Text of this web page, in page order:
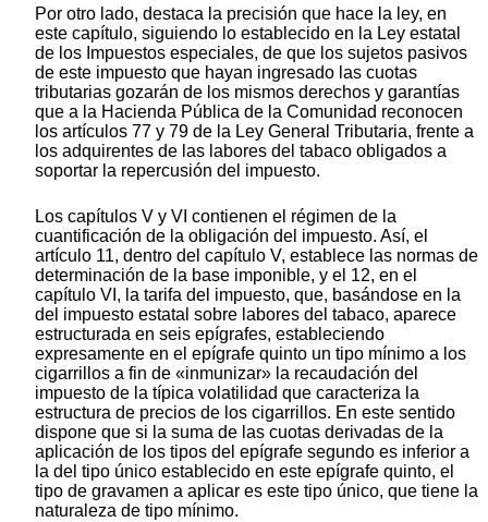
Por otro lado, destaca la precisión que hace la ley, en
este capítulo, siguiendo lo establecido en la Ley estatal
de los Impuestos especiales, de que los sujetos pasivos
de este impuesto que hayan ingresado las cuotas
tributarias gozarán de los mismos derechos y garantías
que a la Hacienda Pública de la Comunidad reconocen
los artículos 77 y 79 de la Ley General Tributaria, frente a
los adquirentes de las labores del tabaco obligados a
soportar la repercusión del impuesto.
Los capítulos V y VI contienen el régimen de la
cuantificación de la obligación del impuesto. Así, el
artículo 11, dentro del capítulo V, establece las normas de
determinación de la base imponible, y el 12, en el
capítulo VI, la tarifa del impuesto, que, basándose en la
del impuesto estatal sobre labores del tabaco, aparece
estructurada en seis epígrafes, estableciendo
expresamente en el epígrafe quinto un tipo mínimo a los
cigarrillos a fin de «inmunizar» la recaudación del
impuesto de la típica volatilidad que caracteriza la
estructura de precios de los cigarrillos. En este sentido
dispone que si la suma de las cuotas derivadas de la
aplicación de los tipos del epígrafe segundo es inferior a
la del tipo único establecido en este epígrafe quinto, el
tipo de gravamen a aplicar es este tipo único, que tiene la
naturaleza de tipo mínimo.